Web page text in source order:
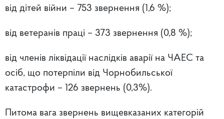
від дітей війни – 753 звернення (1,6 %);
від ветеранів праці – 373 звернення (0,8 %);
від членів ліквідації наслідків аварії на ЧАЕС та
осіб, що потерпіли від Чорнобильської
катастрофи – 126 звернень (0,3%).
Питома вага звернень вищевказаних категорій